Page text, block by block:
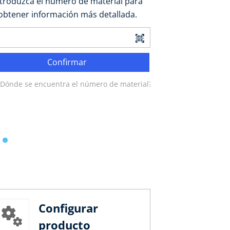
información más detallada.
Confirmar
se encuentra el número de material?
Configurar
producto